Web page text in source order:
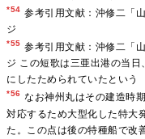
*54 参考引用文献：沖修二「
ジ
*55 参考引用文献：沖修二「
ジ この短歌は三亜出港の当
にしたためられていたという
*56 なお神州丸はその建造時
対応するため大型化した特大
た。この点は後の特種船で改